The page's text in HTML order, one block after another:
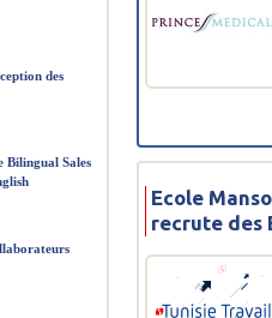
Ecole
recrute des
des
Sales